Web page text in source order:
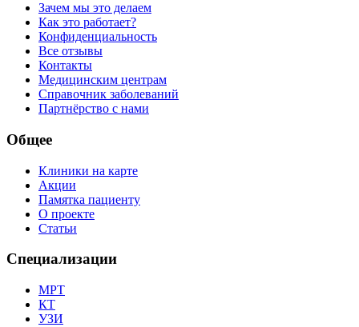
Зачем мы это делаем
Как это работает?
Конфиденциальность
Все отзывы
Контакты
Медицинским центрам
Справочник заболеваний
Партнёрство с нами
Общее
Клиники на карте
Акции
Памятка пациенту
О проекте
Статьи
Специализации
МРТ
КТ
УЗИ